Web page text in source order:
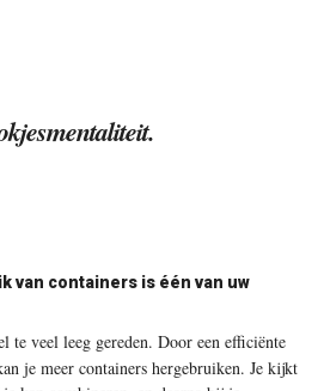
van containers is één van uw
te veel leeg gereden. Door een efficiënte
je meer containers hergebruiken. Je kijkt